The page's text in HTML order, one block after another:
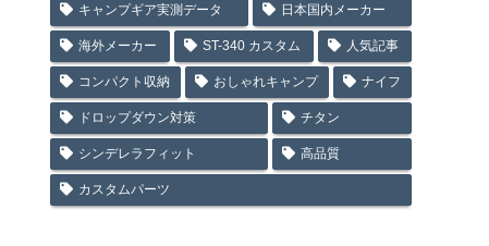
キャンプギア実測データ 日本国内メーカー
海外メーカー ST-340 カスタム 人気記事
コンパクト収納 おしゃれキャンプ ナイフ
ドロップダウン対策 チタン
シンデレラフィット 高品質
カスタムパーツ